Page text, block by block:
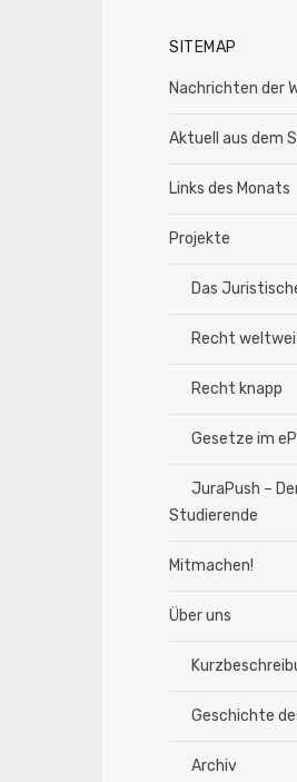
SITEMAP
Nachrichten der
Aktuell aus dem
Links des Monats
Projekte
Das
Recht
Recht knapp
Gesetze im
JuraPush –
Studierende
Mitmachen!
Über uns
Geschichte
Archiv